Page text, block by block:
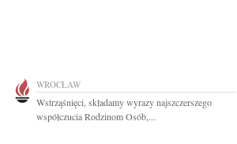
WROCŁAW
Wstrząśnięci, składamy wyrazy najszczerszego
współczucia Rodzinom Osób,...